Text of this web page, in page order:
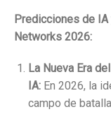
Predicciones de
Networks 2026:
La Nueva Era
IA: En 2026, la
campo de